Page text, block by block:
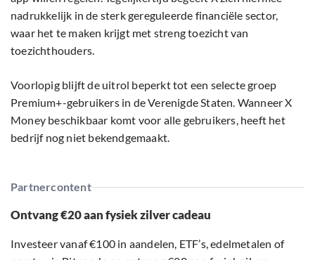
nadrukkelijk in de sterk gereguleerde financiële sector,
waar het te maken krijgt met streng toezicht van
toezichthouders.
Voorlopig blijft de uitrol beperkt tot een selecte groep
Premium+-gebruikers in de Verenigde Staten. Wanneer X
Money beschikbaar komt voor alle gebruikers, heeft het
bedrijf nog niet bekendgemaakt.
Partnercontent
Ontvang €20 aan fysiek zilver cadeau
Investeer vanaf €100 in aandelen, ETF’s, edelmetalen of